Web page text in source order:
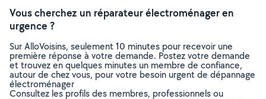
Vous cherchez un réparateur électroménager en
urgence ?
Sur AlloVoisins, seulement 10 minutes pour recevoir une
première réponse à votre demande. Postez votre demande
et trouvez en quelques minutes un membre de confiance,
autour de chez vous, pour votre besoin urgent de dépannage
électroménager
Consultez les profils des membres, professionnels ou